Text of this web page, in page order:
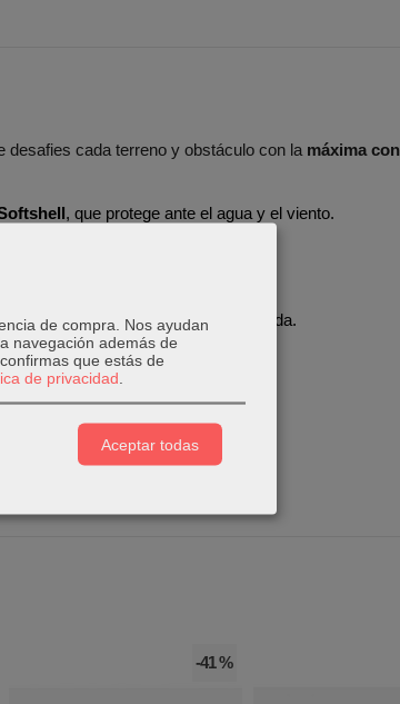
desafies cada terreno y obstáculo con la máxima
, que protege ante el agua y el viento.
se encarga de amortiguar la pisada.
muy resistente.
-41 %
de compra. Nos ayudan
navegación además de
que estás de
de privacidad
Aceptar todas